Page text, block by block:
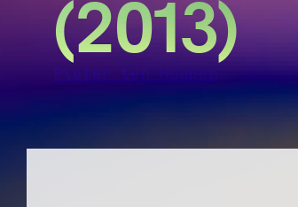
(2013)
Pieter ten Hoopen